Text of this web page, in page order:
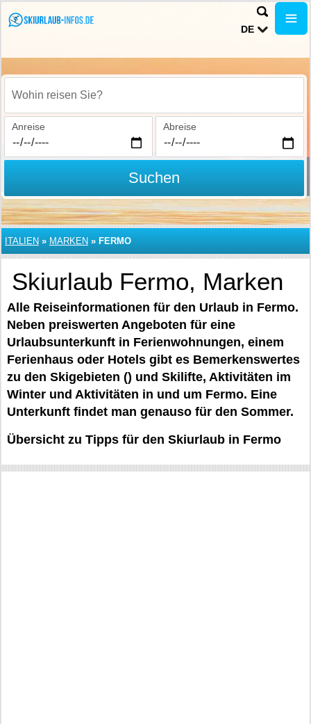
DE
Wohin reisen Sie?
Anreise Abreise
Suchen
ITALIEN » MARKEN » FERMO
Skiurlaub Fermo, Marken
Alle Reiseinformationen für den Urlaub in Fermo.
Neben preiswerten Angeboten für eine
Urlaubsunterkunft in Ferienwohnungen, einem
Ferienhaus oder Hotels gibt es Bemerkenswertes
zu den Skigebieten () und Skilifte, Aktivitäten im
Winter und Aktivitäten in und um Fermo. Eine
Unterkunft findet man genauso für den Sommer.
Übersicht zu Tipps für den Skiurlaub in Fermo